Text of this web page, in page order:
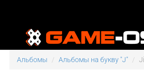
Альбомы Альбомы на букву "J"